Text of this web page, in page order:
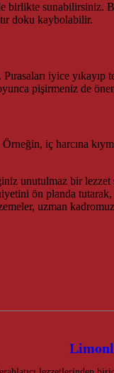
birlikte
doku kaybolabilir.
iyice
pişirmeniz de
iç harcına
unutulmaz bir
ön planda
uzman